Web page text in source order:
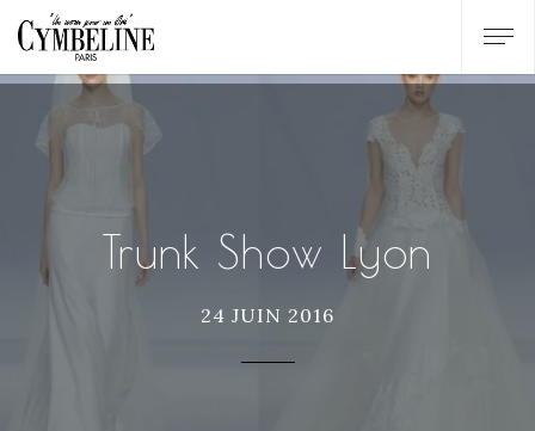
Trunk Show Lyon
24 JUIN 2016